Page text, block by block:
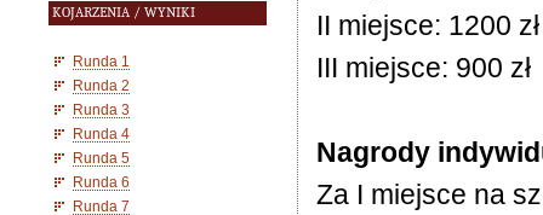
KOJARZENIA / WYNIKI
Runda 1
Runda 2
Runda 3
Runda 4
Runda 5
Runda 6
Runda 7
II miejsce: 1200 zł
III miejsce: 900 zł
Nagrody
Za I miejsce na